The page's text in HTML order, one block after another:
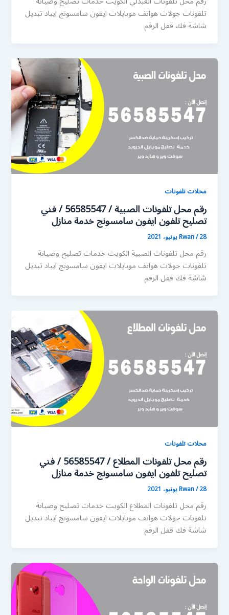
تلفونات جولات هواتف موبايلات ايفون سامسونج ايباد تبديل
شاشة فك قفل الرقم
محلات تلفونات
رقم محل تلفونات الصبية / 56585547 / فني
تصليح تلفون ايفون سامسونج خدمة منازل
Rwan/28 يونيو، 2021
رقم محل تلفونات الصبية الكويت خدمات تصليح وصيانة
تلفونات جولات هواتف موبايلات ايفون سامسونج ايباد تبديل
شاشة فك قفل الرقم
محلات تلفونات
رقم محل تلفونات المطلاع / 56585547 / فني
تصليح تلفون ايفون سامسونج خدمة منازل
Rwan/28 يونيو، 2021
رقم محل تلفونات المطلاع الكويت خدمات تصليح وصيانة
تلفونات جولات هواتف موبايلات ايفون سامسونج ايباد تبديل
شاشة فك قفل الرقم